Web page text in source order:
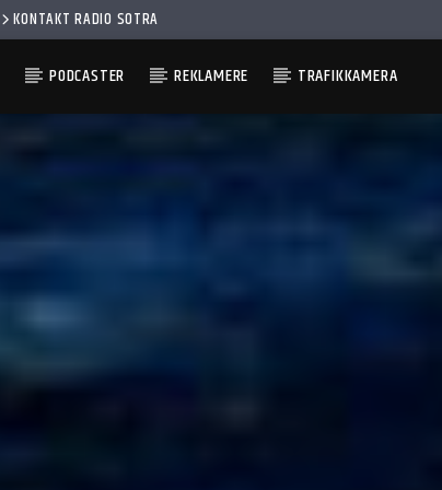
KONTAKT RADIO SOTRA
PODCASTER REKLAMERE TRAFIKKAMERA